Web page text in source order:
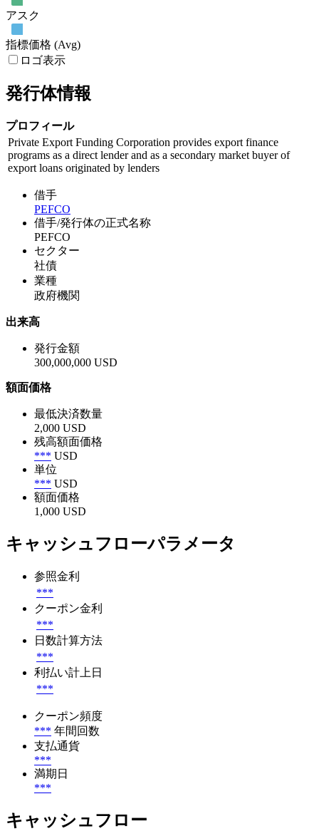
アスク
指標価格 (Avg)
ロゴ表示
発行体情報
プロフィール
Private Export Funding Corporation provides export finance
programs as a direct lender and as a secondary market buyer of
export loans originated by lenders
借手
PEFCO
借手/発行体の正式名称
PEFCO
セクター
社債
業種
政府機関
出来高
発行金額
300,000,000 USD
額面価格
最低決済数量
2,000 USD
残高額面価格
*** USD
単位
*** USD
額面価格
1,000 USD
キャッシュフローパラメータ
参照金利
***
クーポン金利
***
日数計算方法
***
利払い計上日
***
クーポン頻度
*** 年間回数
支払通貨
***
満期日
***
キャッシュフロー